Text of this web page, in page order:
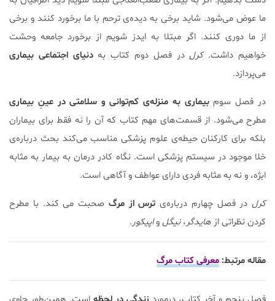
ما عوض می‌شود. شاید برخی به دیده‌ی ترحم با ما برخورد کنند و برخی
از ما دوری کنند. اگر مبتلا به ایدز شویم از برخورد جامعه وحشت
خواهیم داشت.کرل در فصل دوم کتاب بهدنیای اجتماعی بیماری
می‌پردازد.
در فصل سومبیماری به منزله‌ی کم‌توانی و سلامتی در عینِ بیماری
مطرح می‌شود. از قسمت‌های مهم کتاب که آن را نه فقط برای بیماران
بلکه برای کارکنان حیطه‌ی علوم پزشکی مناسب می‌کند بحث درباره‌ی
خلا موجود در سیستم پزشکی است. نگاه کادر درمان به بیمار به مثابه
ابژه، و نه به مثابه فردی دارای عواطف و آگاهی است.
کرل در فصل چهارم درباره‌ی ترس از مرگ صحبت می کند. با مطرح
کردن نظراتی ازهایدگر،نیگل واپیکور.
مقاله مرتبط: معرفی کتاب مرگ